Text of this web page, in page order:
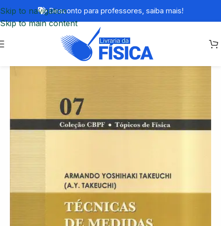
Skip to navigation
Skip to main content
Desconto para professores, saiba mais!